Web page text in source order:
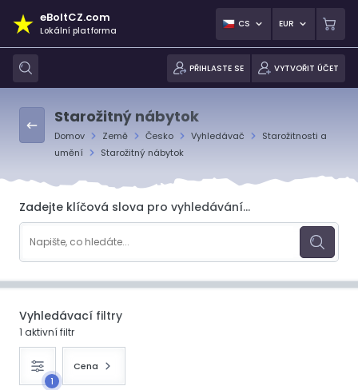
eBoltCZ.com
Lokální platforma
CS EUR
PŘIHLASTE SE VYTVOŘIT ÚČET
Starožitný nábytok
Domov Země Česko Vyhledávač
Starožitnosti a
umění
Starožitný nábytok
Zadejte klíčová slova pro vyhledávání...
Vyhledávací filtry
1 aktivní filtr
1
Cena